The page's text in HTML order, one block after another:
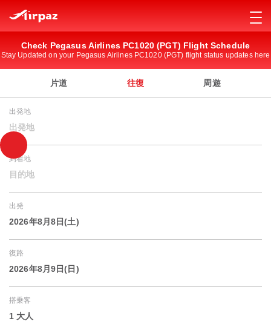
Check Pegasus Airlines PC1020 (PGT) Flight Schedule
Stay Updated on your Pegasus Airlines PC1020 (PGT) flight status updates here
片道 往復 周遊
出発地
出発地
到着地
目的地
出発
2026年8月8日(土)
復路
2026年8月9日(日)
搭乗客
1 大人